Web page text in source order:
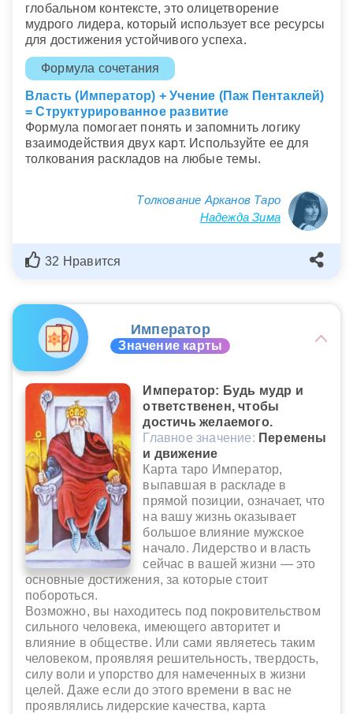
глобальном контексте, это олицетворение
мудрого лидера, который использует все ресурсы
для достижения устойчивого успеха.
Формула сочетания
Власть (Император) + Учение (Паж Пентаклей)
= Структурированное развитие
Формула помогает понять и запомнить логику
взаимодействия двух карт. Используйте ее для
толкования раскладов на любые темы.
Толкование Арканов Таро
Надежда Зима
32 Нравится
Император
Значение карты
Император: Будь мудр и
ответственен, чтобы
достичь желаемого.
Главное значение: Перемены
и движение
Карта таро Император,
выпавшая в раскладе в
прямой позиции, означает, что
на вашу жизнь оказывает
большое влияние мужское
начало. Лидерство и власть
сейчас в вашей жизни — это
основные достижения, за которые стоит
побороться.
Возможно, вы находитесь под покровительством
сильного человека, имеющего авторитет и
влияние в обществе. Или сами являетесь таким
человеком, проявляя решительность, твердость,
силу воли и упорство для намеченных в жизни
целей. Даже если до этого времени в вас не
проявлялись лидерские качества, карта